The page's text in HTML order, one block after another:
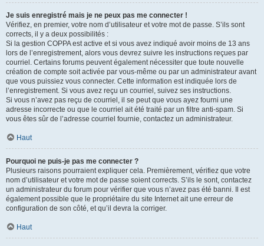
Je suis enregistré mais je ne peux pas me connecter !
Vérifiez, en premier, votre nom d’utilisateur et votre mot de passe. S’ils sont
corrects, il y a deux possibilités :
Si la gestion COPPA est active et si vous avez indiqué avoir moins de 13 ans
lors de l’enregistrement, alors vous devrez suivre les instructions reçues par
courriel. Certains forums peuvent également nécessiter que toute nouvelle
création de compte soit activée par vous-même ou par un administrateur avant
que vous puissiez vous connecter. Cette information est indiquée lors de
l’enregistrement. Si vous avez reçu un courriel, suivez ses instructions.
Si vous n’avez pas reçu de courriel, il se peut que vous ayez fourni une
adresse incorrecte ou que le courriel ait été traité par un filtre anti-spam. Si
vous êtes sûr de l’adresse courriel fournie, contactez un administrateur.
Haut
Pourquoi ne puis-je pas me connecter ?
Plusieurs raisons pourraient expliquer cela. Premièrement, vérifiez que votre
nom d’utilisateur et votre mot de passe soient corrects. S’ils le sont, contactez
un administrateur du forum pour vérifier que vous n’avez pas été banni. Il est
également possible que le propriétaire du site Internet ait une erreur de
configuration de son côté, et qu’il devra la corriger.
Haut